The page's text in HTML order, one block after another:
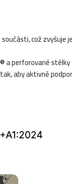
což
a perforované
aby aktivně